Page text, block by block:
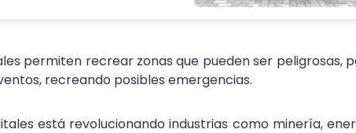
permiten recrear zonas que pueden ser peligrosas,
recreando posibles emergencias.
está revolucionando industrias como minería,